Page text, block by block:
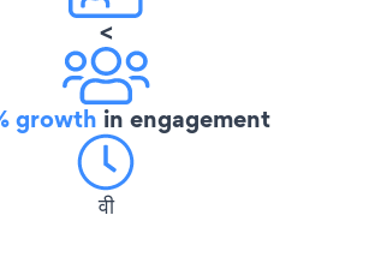
<
growth in engagement
वी